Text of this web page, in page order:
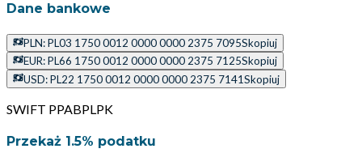
Dane bankowe
PLN: PL03 1750 0012 0000 0000 2375 7095Skopiuj
EUR: PL66 1750 0012 0000 0000 2375 7125Skopiuj
USD: PL22 1750 0012 0000 0000 2375 7141Skopiuj
SWIFT PPABPLPK
Przekaż 1.5% podatku